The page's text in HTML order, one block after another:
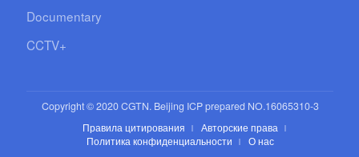
Documentary
CCTV+
Copyright © 2020 CGTN. Beijing ICP prepared NO.16065310-3
Правила цитирования
Авторские права
Политика конфиденциальности
О нас